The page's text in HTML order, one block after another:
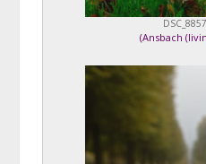
(Ansbach